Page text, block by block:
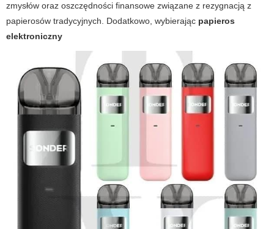
zmysłów oraz oszczędności finansowe związane z rezygnacją z
papierosów tradycyjnych. Dodatkowo, wybierając papieros
elektroniczny